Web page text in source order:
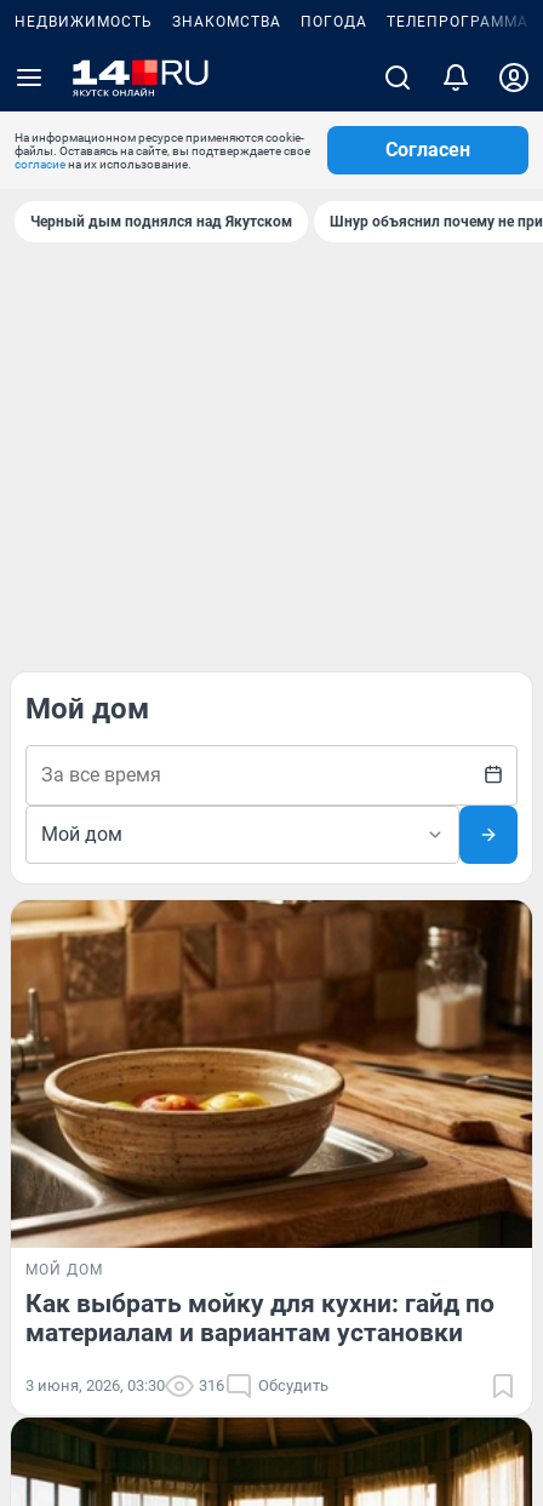
НЕДВИЖИМОСТЬ ЗНАКОМСТВА ПОГОДА ТЕЛЕПРОГРАММА
На информационном ресурсе применяются cookie-
файлы. Оставаясь на сайте, вы подтверждаете свое
согласиена их использование.
Согласен
Черный дым поднялся над Якутском Шнур объяснил почему не
Мой дом
МОЙ ДОМ
Как выбрать мойку для кухни: гайд по
материалам и вариантам установки
3 июня, 2026, 03:30 316 Обсудить